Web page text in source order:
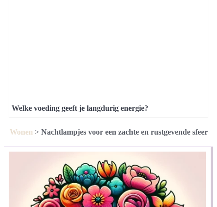
Welke voeding geeft je langdurig energie?
Wonen > Nachtlampjes voor een zachte en rustgevende sfeer